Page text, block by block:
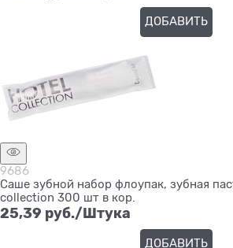
ДОБАВИТЬ
9686
Саше зубной набор флоупак, зубная
collection 300 шт в кор.
25,39 руб./Штука
ДОБАВИТЬ